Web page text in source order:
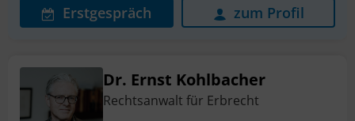
Erstgespräch zum Profil
Dr. Ernst Kohlbacher
Rechtsanwalt für Erbrecht